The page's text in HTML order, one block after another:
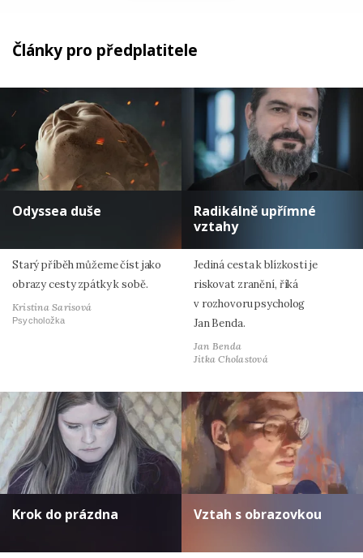
Články pro předplatitele
Odyssea duše
Starý příběh můžeme číst jako
obrazy cesty zpátky k sobě.
Kristina Sarisová
Psycholožka
Radikálně upřímné
vztahy
Jediná cesta k blízkosti je
riskovat zranění, říká
v rozhovoru psycholog
Jan Benda.
Jan Benda
Jitka Cholastová
Krok do prázdna Vztah s obrazovkou